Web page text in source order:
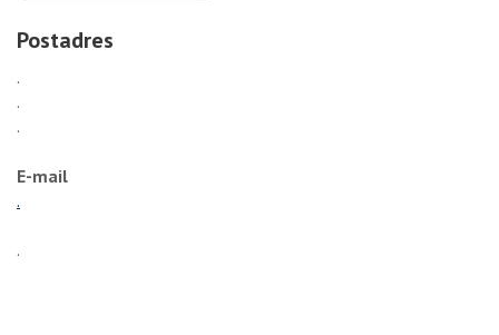
Postadres
.
.
.
E-mail
.
.